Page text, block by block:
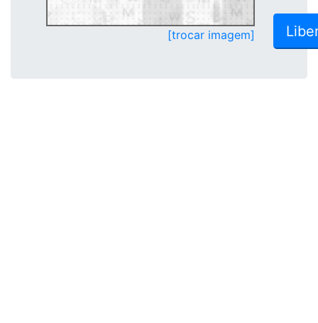
[trocar imagem]